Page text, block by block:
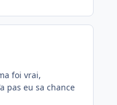
foi vrai,
pas eu sa chance